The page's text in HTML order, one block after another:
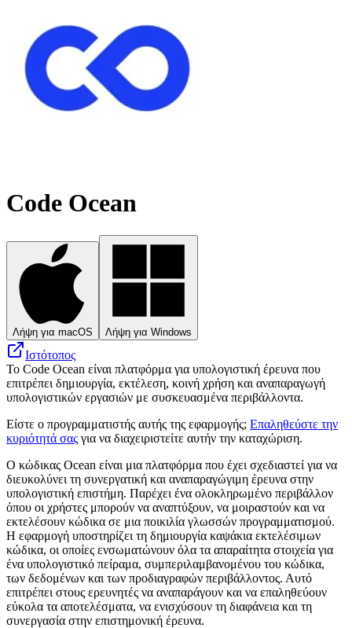
Code Ocean
Λήψη για macOS Λήψη για Windows
Ιστότοπος
Το Code Ocean είναι πλατφόρμα για υπολογιστική έρευνα που
επιτρέπει δημιουργία, εκτέλεση, κοινή χρήση και αναπαραγωγή
υπολογιστικών εργασιών με συσκευασμένα περιβάλλοντα.
Είστε ο προγραμματιστής αυτής της εφαρμογής; Επαληθεύστε την
κυριότητά σας για να διαχειριστείτε αυτήν την καταχώριση.
Ο κώδικας Ocean είναι μια πλατφόρμα που έχει σχεδιαστεί για να
διευκολύνει τη συνεργατική και αναπαραγώγιμη έρευνα στην
υπολογιστική επιστήμη. Παρέχει ένα ολοκληρωμένο περιβάλλον
όπου οι χρήστες μπορούν να αναπτύξουν, να μοιραστούν και να
εκτελέσουν κώδικα σε μια ποικιλία γλωσσών προγραμματισμού.
Η εφαρμογή υποστηρίζει τη δημιουργία καψάκια εκτελέσιμων
κώδικα, οι οποίες ενσωματώνουν όλα τα απαραίτητα στοιχεία για
ένα υπολογιστικό πείραμα, συμπεριλαμβανομένου του κώδικα,
των δεδομένων και των προδιαγραφών περιβάλλοντος. Αυτό
επιτρέπει στους ερευνητές να αναπαράγουν και να επαληθεύουν
εύκολα τα αποτελέσματα, να ενισχύσουν τη διαφάνεια και τη
συνεργασία στην επιστημονική έρευνα.